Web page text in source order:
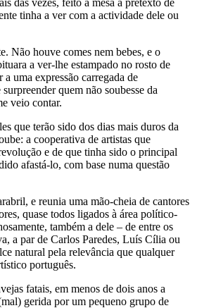
das vezes, feito à mesa a pretexto de
tinha a ver com a actividade dele ou
Não houve comes nem bebes, e o
a ver-lhe estampado no rosto de
uma expressão carregada de
quem não soubesse da
veio contar.
que terão sido dos dias mais duros da
a cooperativa de artistas que
e de que tinha sido o principal
afastá-lo, com base numa questão
e reunia uma mão-cheia de cantores
quase todos ligados à área político-
também a dele – de entre os
a par de Carlos Paredes, Luís Cília ou
natural pela relevância que qualquer
português.
fatais, em menos de dois anos a
gerida por um pequeno grupo de